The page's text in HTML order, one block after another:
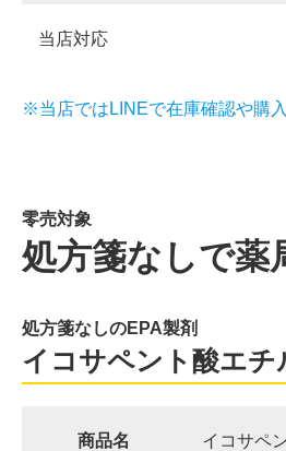
当店対応
※当店ではLINEで在庫確認や購
零売対象
処方箋なしで薬
処方箋なしのEPA製剤
イコサペント酸エ
商品名 イコサペ